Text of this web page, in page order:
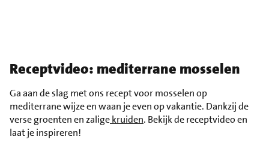
Receptvideo: mediterrane mosselen
Ga aan de slag met ons recept voor mosselen op
mediterrane wijze en waan je even op vakantie. Dankzij de
verse groenten en zaligekruiden. Bekijk de receptvideo en
laat je inspireren!